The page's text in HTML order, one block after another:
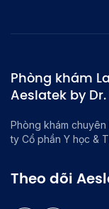
Phòng khám
Aeslatek by
Phòng khám
ty Cổ phần Y học &
Theo dõi